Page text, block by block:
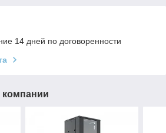
14 дней по договоренности